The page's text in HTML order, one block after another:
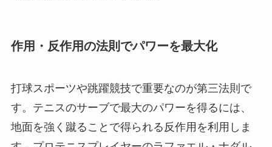
作用・反作用の法則でパワーを最大化
打球スポーツや跳躍競技で重要なのが第三法則で
す。テニスのサーブで最大のパワーを得るには、
地面を強く蹴ることで得られる反作用を利用しま